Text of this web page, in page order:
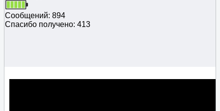
Сообщений: 894
Спасибо получено: 413